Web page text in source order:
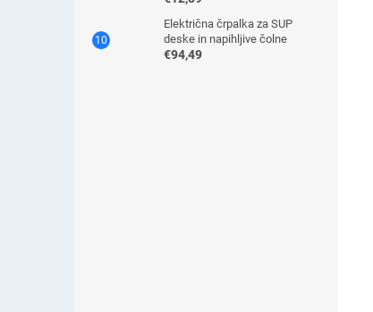
Električna črpalka za SUP
deske in napihljive čolne
€94,49